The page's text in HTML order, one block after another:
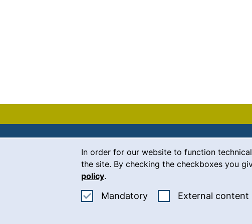
In order for our website to function
the site. By checking the checkboxes you
policy.
MandatoryAccept mandatory
External content
Contact
Press